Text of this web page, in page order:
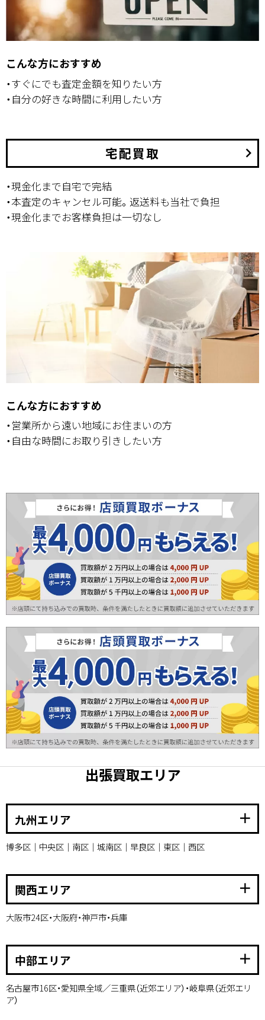
こんな方におすすめ
・すぐにでも査定金額を知りたい方
・自分の好きな時間に利用したい方
宅配買取 keyboard_arrow_right
・現金化まで自宅で完結
・本査定のキャンセル可能。返送料も当社で負担
・現金化までお客様負担は一切なし
こんな方におすすめ
・営業所から遠い地域にお住まいの方
・自由な時間にお取り引きしたい方
出張買取エリア
九州エリア add
博多区｜中央区｜南区｜城南区｜早良区｜東区｜西区
関西エリア add
大阪市24区・大阪府・神戸市・兵庫
中部エリア add
名古屋市16区・愛知県全域／三重県（近郊エリア）・岐阜県（近郊エリ
ア）